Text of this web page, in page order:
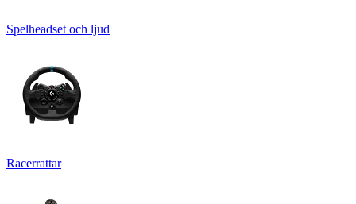
Spelheadset och ljud
Racerrattar